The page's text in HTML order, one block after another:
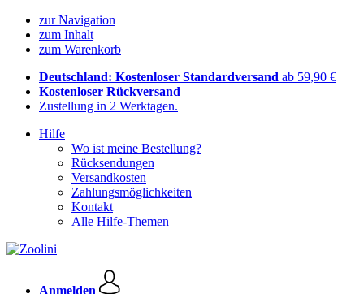
zur Navigation
zum Inhalt
zum Warenkorb
Deutschland: Kostenloser Standardversand ab 59,90 €
Kostenloser Rückversand
Zustellung in 2 Werktagen.
Hilfe
Wo ist meine Bestellung?
Rücksendungen
Versandkosten
Zahlungsmöglichkeiten
Kontakt
Alle Hilfe-Themen
Anmelden